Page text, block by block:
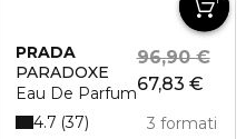
PRADA
PARADOXE
Eau De Parfum67,83 €
96,90 €
3 formati
4.7 37